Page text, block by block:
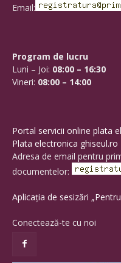
Email:
Program de lucru
Luni – Joi: 08:00 – 16:30
Vineri: 08:00 – 14:00
Portal servicii online plata
Plata electronica ghiseul.ro
Adresa de email pentru
documentelor:
Aplicația de sesizări
Conectează-te cu noi